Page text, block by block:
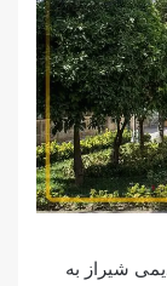
شیراز به